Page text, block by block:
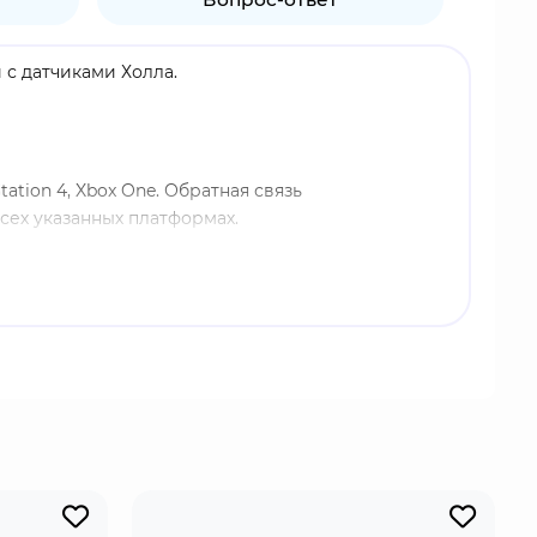
датчиками Холла.
4, Xbox One. Обратная связь
указанных платформах.
и настроена под рост игрока.